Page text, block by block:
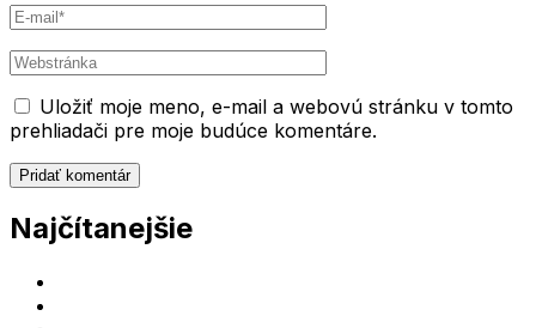
E-
mail*
Webstránka
Uložiť moje meno, e-mail a webovú stránku v tomto
prehliadači pre moje budúce komentáre.
Najčítanejšie